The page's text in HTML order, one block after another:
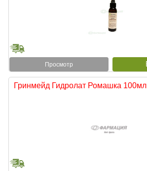
Просмотр
Гринмейд Гидролат Ромашка 100мл